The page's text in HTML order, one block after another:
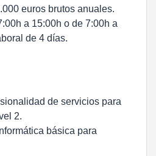
euros brutos anuales.
a 15:00h o de 7:00h a
de 4 días.
de servicios para
2.
básica para